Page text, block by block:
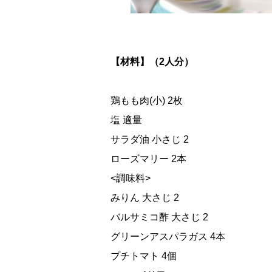
【材料】（2人分）
鶏もも肉(小) 2枚
塩 適量
サラダ油 小さじ 2
ローズマリー 2本
<調味料>
みりん 大さじ 2
バルサミコ酢 大さじ 2
グリーンアスパラガス 4本
プチトマト 4個